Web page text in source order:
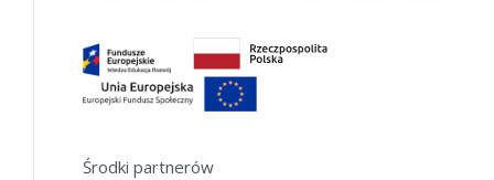
Środki partnerów